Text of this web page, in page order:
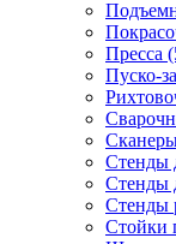
Пресса
Пуско-
Стенды
Стенды
Стенды
Стойки